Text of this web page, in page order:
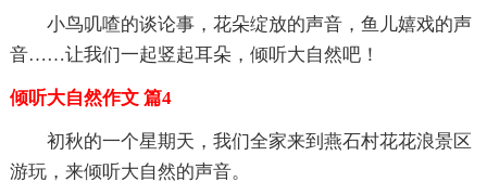
小鸟叽喳的谈论事，花朵绽放的声音，鱼儿嬉戏的声
音……让我们一起竖起耳朵，倾听大自然吧！
倾听大自然作文 篇4
初秋的一个星期天，我们全家来到燕石村花花浪景区
游玩，来倾听大自然的声音。